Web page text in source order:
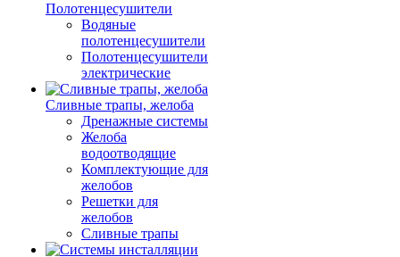
Полотенцесушители
Водяные
полотенцесушители
Полотенцесушители
электрические
Сливные трапы, желоба
Дренажные системы
Желоба
водоотводящие
Комплектующие для
желобов
Решетки для
желобов
Сливные трапы